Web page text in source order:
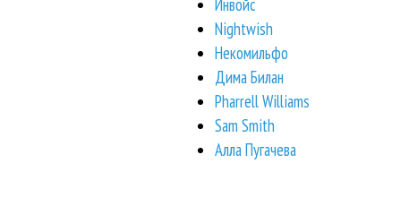
Инвойс
Nightwish
Некомильфо
Дима Билан
Pharrell Williams
Sam Smith
Алла Пугачева